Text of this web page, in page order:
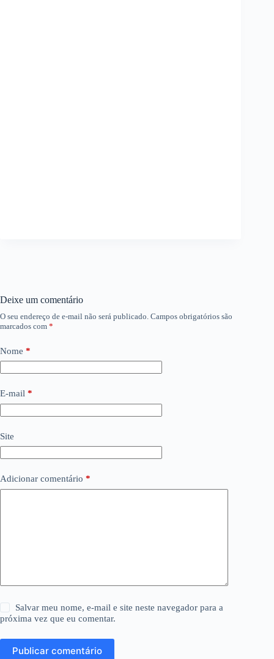
Deixe um comentário
O seu endereço de e-mail não será publicado. Campos obrigatórios são
marcados com *
Nome *
E-mail *
Site
Adicionar comentário *
Salvar meu nome, e-mail e site neste navegador para a
próxima vez que eu comentar.
Publicar comentário